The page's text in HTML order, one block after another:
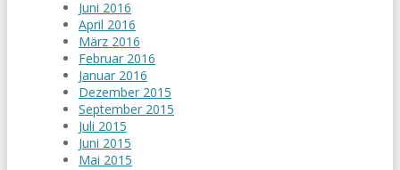
Juni 2016
April 2016
März 2016
Februar 2016
Januar 2016
Dezember 2015
September 2015
Juli 2015
Juni 2015
Mai 2015